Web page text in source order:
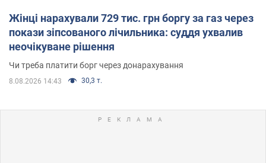
Жінці нарахували 729 тис. грн боргу за газ через
покази зіпсованого лічильника: суддя ухвалив
неочікуване рішення
Чи треба платити борг через донарахування
8.08.2026 14:43 30,3 т.